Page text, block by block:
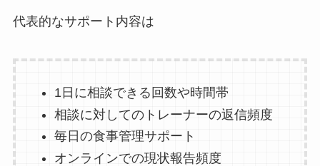
代表的なサポート内容は
1日に相談できる回数や時間帯
相談に対してのトレーナーの返信頻度
毎日の食事管理サポート
オンラインでの現状報告頻度